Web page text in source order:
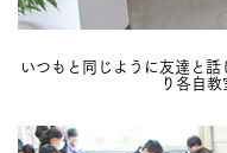
いつもと同じように友達と
り各自教